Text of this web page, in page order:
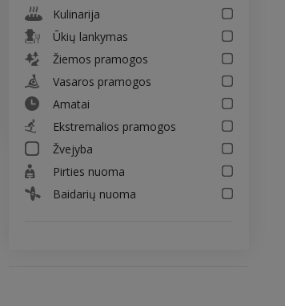
Kulinarija
Ūkių lankymas
Žiemos pramogos
Vasaros pramogos
Amatai
Ekstremalios pramogos
Žvejyba
Pirties nuoma
Baidarių nuoma